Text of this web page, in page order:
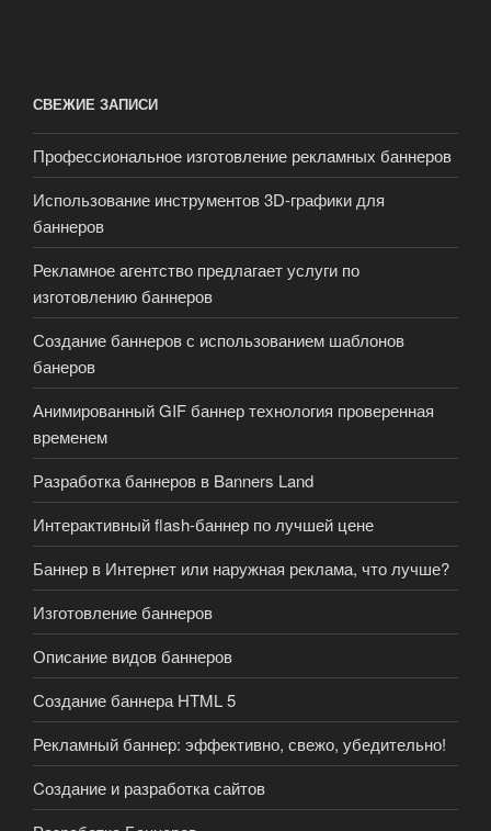
СВЕЖИЕ ЗАПИСИ
Профессиональное изготовление рекламных баннеров
Использование инструментов 3D-графики для
баннеров
Рекламное агентство предлагает услуги по
изготовлению баннеров
Создание баннеров с использованием шаблонов
банеров
Анимированный GIF баннер технология проверенная
временем
Разработка баннеров в Banners Land
Интерактивный flash-баннер по лучшей цене
Баннер в Интернет или наружная реклама, что лучше?
Изготовление баннеров
Описание видов баннеров
Создание баннера HTML 5
Рекламный баннер: эффективно, свежо, убедительно!
Cоздание и разработка сайтов